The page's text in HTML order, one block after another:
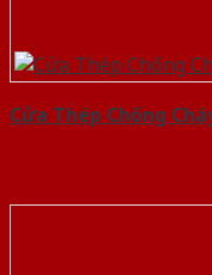
Cửa Thép Chống